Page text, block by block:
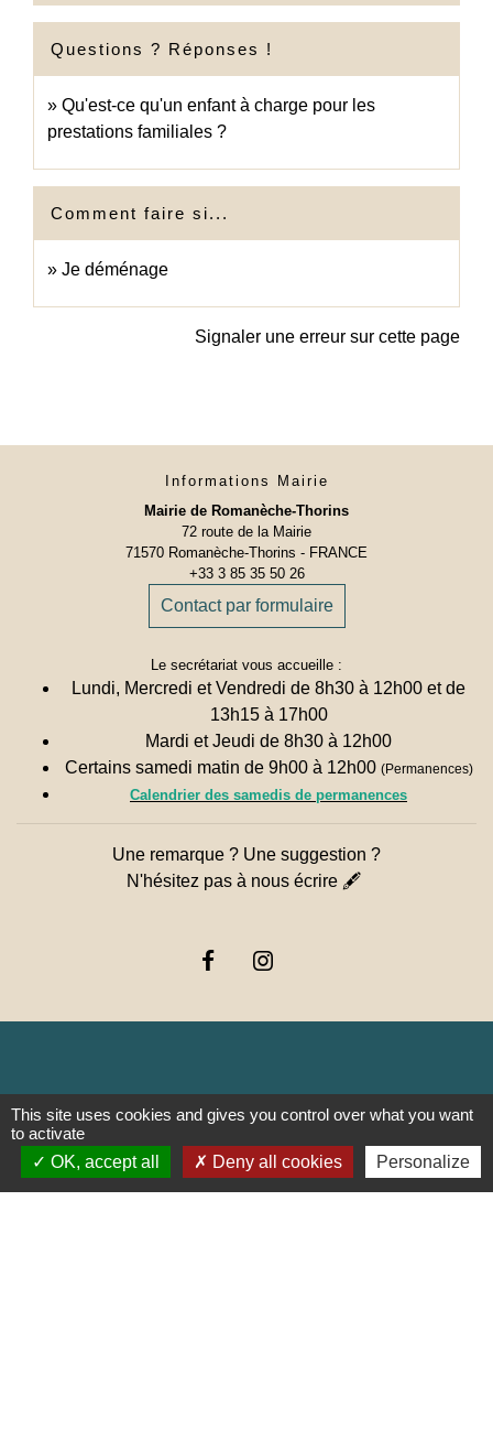
Questions ? Réponses !
Qu'est-ce qu'un enfant à charge pour les
prestations familiales ?
Comment faire si...
Je déménage
Signaler une erreur sur cette page
Informations Mairie
Mairie de Romanèche-Thorins
72 route de la Mairie
71570 Romanèche-Thorins - FRANCE
+33 3 85 35 50 26
Contact par formulaire
Le secrétariat vous accueille :
Lundi, Mercredi et Vendredi de 8h30 à 12h00 et de
13h15 à 17h00
Mardi et Jeudi de 8h30 à 12h00
Certains samedi matin de 9h00 à 12h00 (Permanences)
Calendrier des samedis de permanences
Une remarque ? Une suggestion ?
N'hésitez pas à nous écrire 🖋
Liens
PREFECTURE DE SAÔNE ET
This site uses cookies and gives you control over what you want
to activate
OK, accept all
Deny all cookies Personalize